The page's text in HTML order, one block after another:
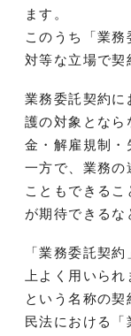
ます。
このうち「業務
対等な立場で契
業務委託契約に
護の対象となら
金・解雇規制・
一方で、業務の
こともできる
が期待できるな
「業務委託契
上よく用いら
という名称の契
民法における